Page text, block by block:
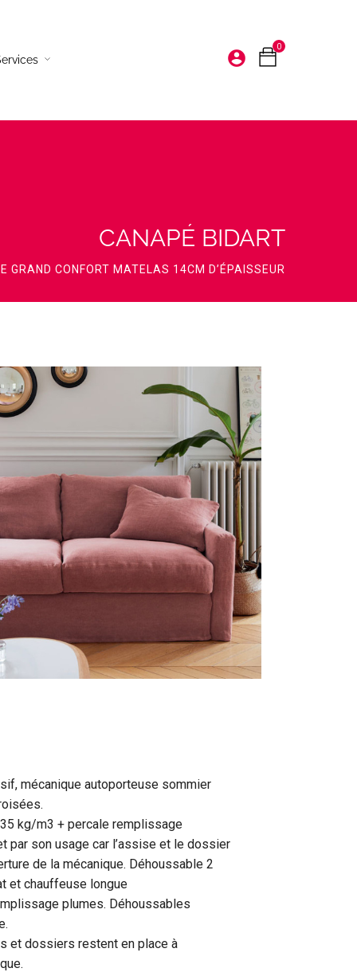
Tapis
account_circle
0
CANAPÉ BIDART
GRAND CONFORT MATELAS 14CM D’ÉPAISSEUR
mécanique autoporteuse sommier
kg/m3 + percale remplissage
par son usage car l’assise et le dossier
de la mécanique. Déhoussable 2
et chauffeuse longue
plumes. Déhoussables
et dossiers restent en place à